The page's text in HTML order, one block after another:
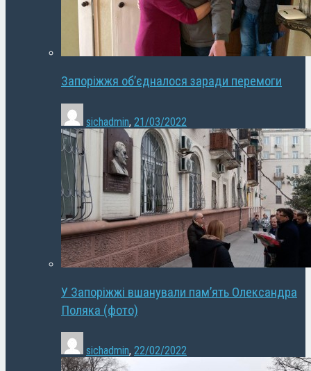
Запоріжжя об’єдналося заради перемоги
sichadmin, 21/03/2022
У Запоріжжі вшанували пам’ять Олександра
Поляка (фото)
sichadmin, 22/02/2022